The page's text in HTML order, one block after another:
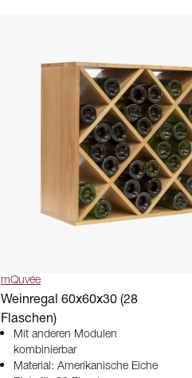
mQuvée
Weinregal 60x60x30 (28
Flaschen)
Mit anderen Modulen
kombinierbar
Material: Amerikanische Eiche